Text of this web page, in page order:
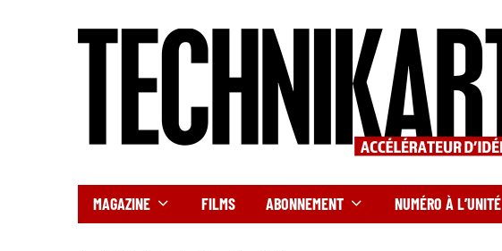
MAGAZINE FILMS ABONNEMENT NUMÉRO À L’UNITÉ